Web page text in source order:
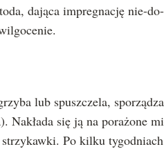
dająca impregnację nie-
lub spuszczela,
się ją na porażone
Po kilku